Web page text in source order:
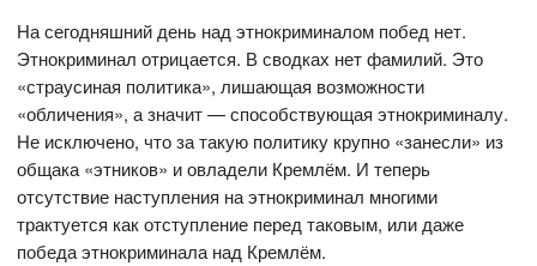
На сегодняшний день над этнокриминалом побед нет.
Этнокриминал отрицается. В сводках нет фамилий. Это
«страусиная политика», лишающая возможности
«обличения», а значит — способствующая этнокриминалу.
Не исключено, что за такую политику крупно «занесли» из
общака «этников» и овладели Кремлём. И теперь
отсутствие наступления на этнокриминал многими
трактуется как отступление перед таковым, или даже
победа этнокриминала над Кремлём.